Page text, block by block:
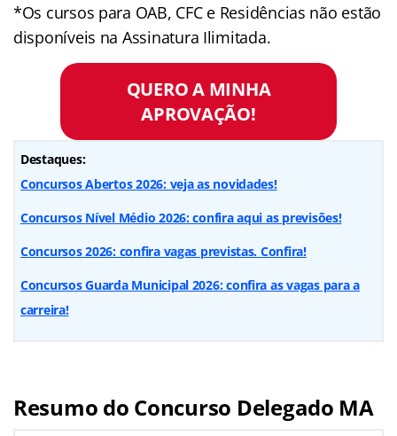
*Os cursos para OAB, CFC e Residências não estão
disponíveis na Assinatura Ilimitada.
QUERO A MINHA
APROVAÇÃO!
Destaques:
Concursos Abertos 2026: veja as novidades!
Concursos Nível Médio 2026: confira aqui as previsões!
Concursos 2026: confira vagas previstas. Confira!
Concursos Guarda Municipal 2026: confira as vagas para a
carreira!
Resumo do Concurso Delegado MA